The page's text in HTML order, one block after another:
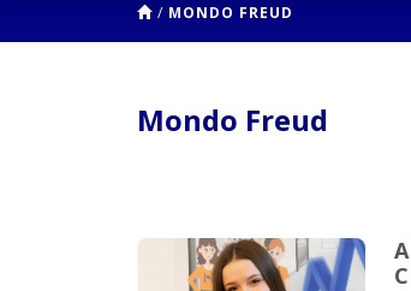
/ MONDO FREUD
Mondo Freud